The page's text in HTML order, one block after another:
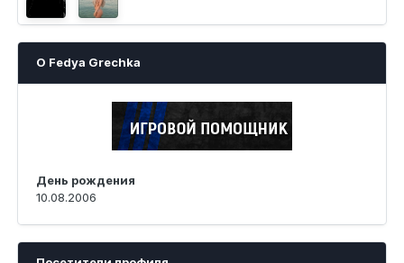
О Fedya Grechka
День рождения
10.08.2006